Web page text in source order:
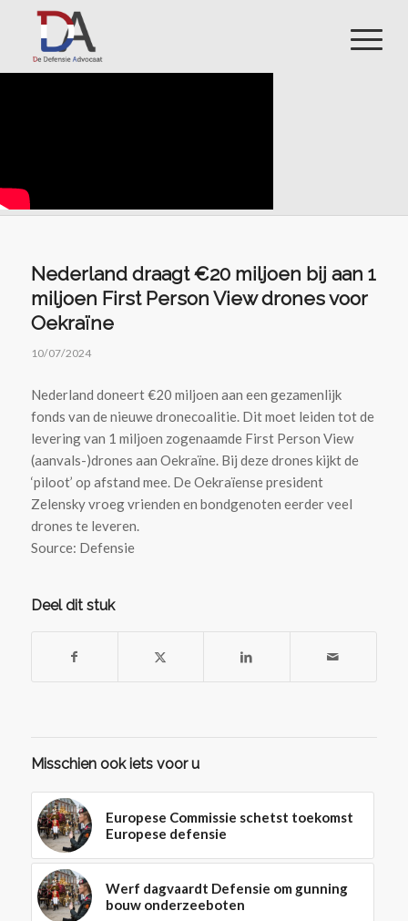
Nederland draagt €20 miljoen bij aan 1
miljoen First Person View drones voor
Oekraïne
10/07/2024
Nederland doneert €20 miljoen aan een gezamenlijk
fonds van de nieuwe dronecoalitie. Dit moet leiden tot de
levering van 1 miljoen zogenaamde First Person View
(aanvals-)drones aan Oekraïne. Bij deze drones kijkt de
‘piloot’ op afstand mee. De Oekraïense president
Zelensky vroeg vrienden en bondgenoten eerder veel
drones te leveren.
Source: Defensie
Deel dit stuk
Misschien ook iets voor u
Europese Commissie schetst toekomst
Europese defensie
Werf dagvaardt Defensie om gunning
bouw onderzeeboten